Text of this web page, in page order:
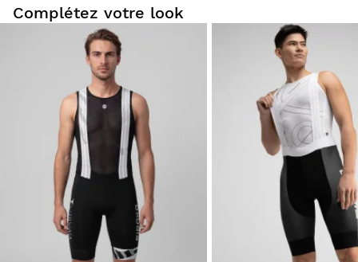
Essayez nos produits dans le confort de votre chez-vous.
Vous avez 30 jours à partir de la date de livraison pour
envoyer un retour.
Vous pouvez facilement retourner un produit de votre
commande depuis votre compte utilisateur.
Remboursement à votre moyen de
paiement originel
À partir de $9.95
Complétez votre look